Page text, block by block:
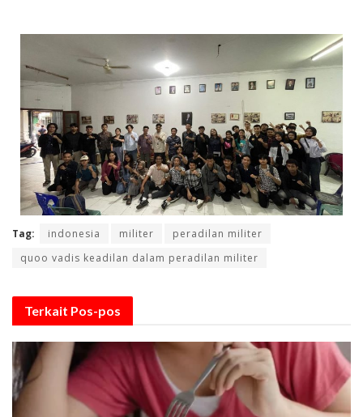
Tag: indonesia militer
peradilan militer
quoo vadis keadilan dalam peradilan militer
Terkait Pos-pos